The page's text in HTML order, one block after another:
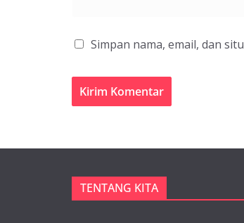
Simpan nama, email, dan
TENTANG KITA